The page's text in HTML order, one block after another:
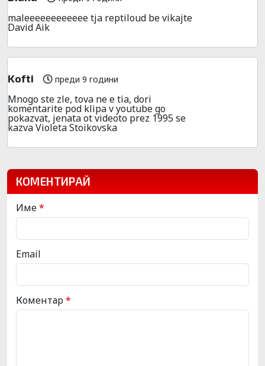
maleeeeeeeeeeee tja reptiloud be vikajte
David Aik
Kofti преди 9 години
Mnogo ste zle, tova ne e tia, dori
komentarite pod klipa v youtube go
pokazvat, jenata ot videoto prez 1995 se
kazva Violeta Stoikovska
КОМЕНТИРАЙ
Име*
Email
Коментар*